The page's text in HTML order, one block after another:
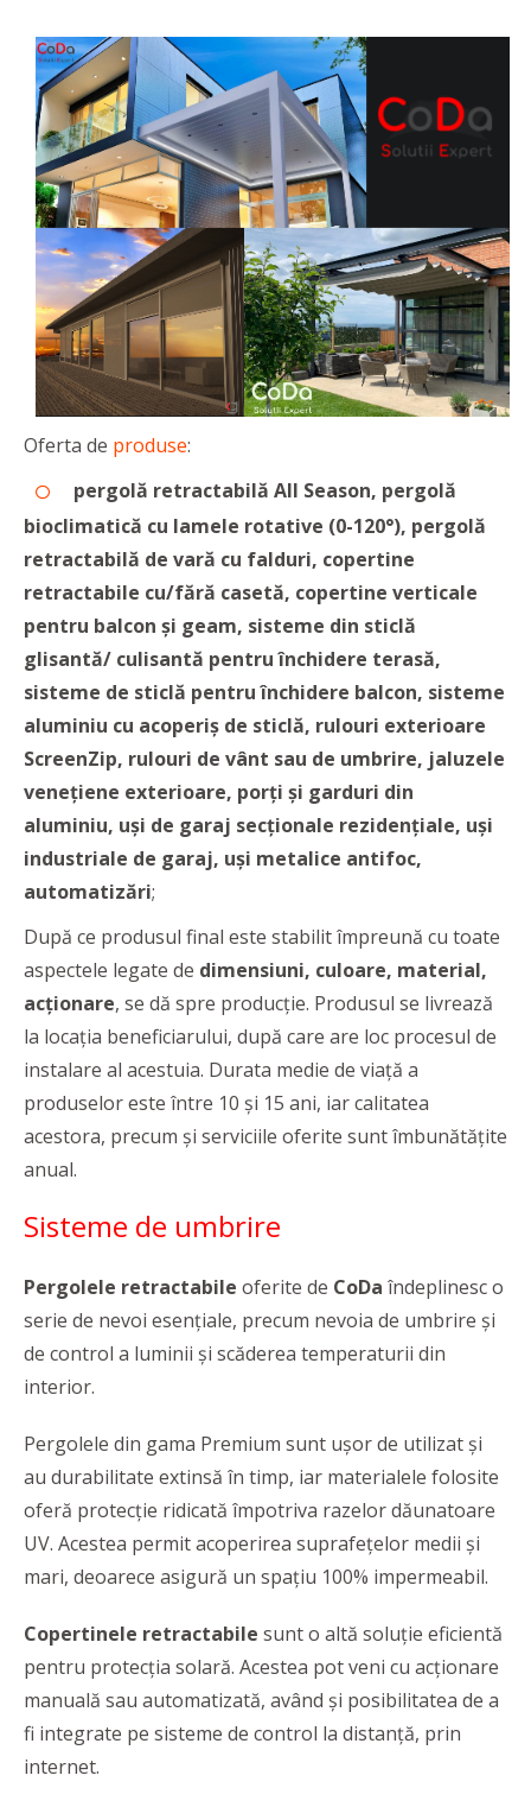
Oferta de produse:
pergolă retractabilă All Season, pergolă
bioclimatică cu lamele rotative (0-120°), pergolă
retractabilă de vară cu falduri, copertine
retractabile cu/fără casetă, copertine verticale
pentru balcon și geam, sisteme din sticlă
glisantă/ culisantă pentru închidere terasă,
sisteme de sticlă pentru închidere balcon, sisteme
aluminiu cu acoperiș de sticlă, rulouri exterioare
ScreenZip, rulouri de vânt sau de umbrire, jaluzele
venețiene exterioare, porți și garduri din
aluminiu, uși de garaj secționale rezidențiale, uși
industriale de garaj, uși metalice antifoc,
automatizări;
După ce produsul final este stabilit împreună cu toate
aspectele legate de dimensiuni, culoare, material,
acționare, se dă spre producție. Produsul se livrează
la locația beneficiarului, după care are loc procesul de
instalare al acestuia. Durata medie de viață a
produselor este între 10 și 15 ani, iar calitatea
acestora, precum și serviciile oferite sunt îmbunătățite
anual.
Sisteme de umbrire
Pergolele retractabile oferite de CoDa îndeplinesc o
serie de nevoi esențiale, precum nevoia de umbrire și
de control a luminii și scăderea temperaturii din
interior.
Pergolele din gama Premium sunt ușor de utilizat și
au durabilitate extinsă în timp, iar materialele folosite
oferă protecție ridicată împotriva razelor dăunatoare
UV. Acestea permit acoperirea suprafețelor medii și
mari, deoarece asigură un spațiu 100% impermeabil.
Copertinele retractabile sunt o altă soluție eficientă
pentru protecția solară. Acestea pot veni cu acționare
manuală sau automatizată, având și posibilitatea de a
fi integrate pe sisteme de control la distanță, prin
internet.